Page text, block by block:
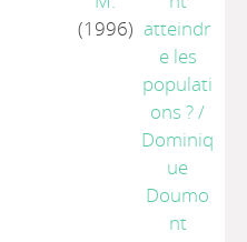
(1996) atteindr
e les
populati
ons ?/
Dominiq
ue
Doumo
nt